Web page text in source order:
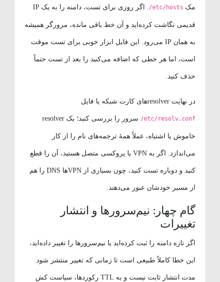
مک /etc/hosts . اگر روزی برای تست، دامنه را به یک IP
قدیمی نگاشت کرده‌اید و آن خط باقی مانده، مرورگر همیشه
به همان IP می‌رود. این فایل ابزار خوبی برای تست موقت
است، اما هر خطی که اضافه می‌کنید را بعد از تست حتماً
حذف کنید.
در نهایت resolverهای کارت شبکه یا فایل
/etc/resolv.conf سرور را بررسی کنید؛ یک resolver
خاموش یا اشتباه، عملاً همهٔ ترجمه‌های نام را از کار
می‌اندازد. اگر به VPN یا پروکسی متصل هستید، آن را قطع
کنید و دوباره تست کنید، چون بسیاری از VPNها DNS را هم
از مسیر خودشان عبور می‌دهند.
گام چهار: نیم‌سرورها و انتشار
تغییرات
اگر تازه دامنه را ثبت کرده‌اید یا نیم‌سرورها را تغییر داده‌اید،
این خطا کاملاً طبیعی است تا زمانی که تغییر منتشر شود.
مدت انتشار ثابت نیست و به TTL رکوردها، سیاست کش